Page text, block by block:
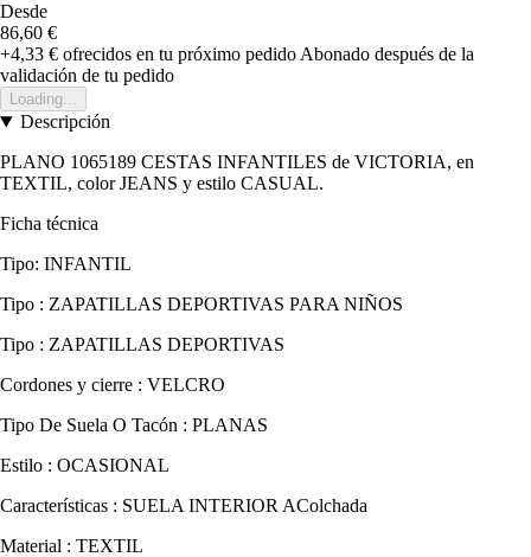
Desde
86,60 €
+4,33 € ofrecidos en tu próximo pedido Abonado después de la
validación de tu pedido
Loading...
Descripción
PLANO 1065189 CESTAS INFANTILES de VICTORIA, en
TEXTIL, color JEANS y estilo CASUAL.
Ficha técnica
Tipo: INFANTIL
Tipo : ZAPATILLAS DEPORTIVAS PARA NIÑOS
Tipo : ZAPATILLAS DEPORTIVAS
Cordones y cierre : VELCRO
Tipo De Suela O Tacón : PLANAS
Estilo : OCASIONAL
Características : SUELA INTERIOR AColchada
Material : TEXTIL